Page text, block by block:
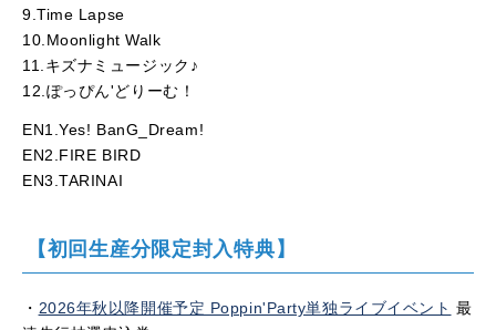
9.Time Lapse
10.Moonlight Walk
11.キズナミュージック♪
12.ぽっぴん'どりーむ！
EN1.Yes! BanG_Dream!
EN2.FIRE BIRD
EN3.TARINAI
【初回生産分限定封入特典】
・ 2026年秋以降開催予定 Poppin'Party単独ライブイベント 最